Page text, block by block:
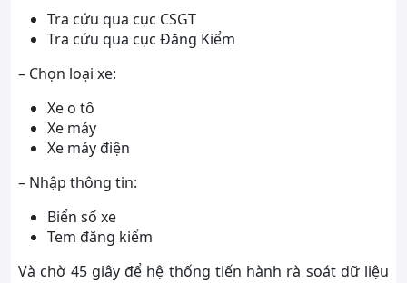
Tra cứu qua cục CSGT
Tra cứu qua cục Đăng Kiểm
– Chọn loại xe:
Xe o tô
Xe máy
Xe máy điện
– Nhập thông tin:
Biển số xe
Tem đăng kiểm
Và chờ 45 giây để hệ thống tiến hành rà soát dữ liệu